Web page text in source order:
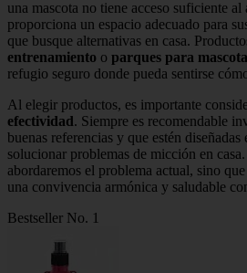
una mascota no tiene acceso suficiente
proporciona un espacio adecuado para
que busque alternativas en casa.
entrenamiento o parques para
refugio seguro donde pueda sentirse
Al elegir productos, es importante
efectividad. Siempre es recomendable
buenas referencias y que estén diseñadas
solucionar problemas de micción en
abordaremos el problema actual, sino
una convivencia armónica y saludable
Bestseller No. 1